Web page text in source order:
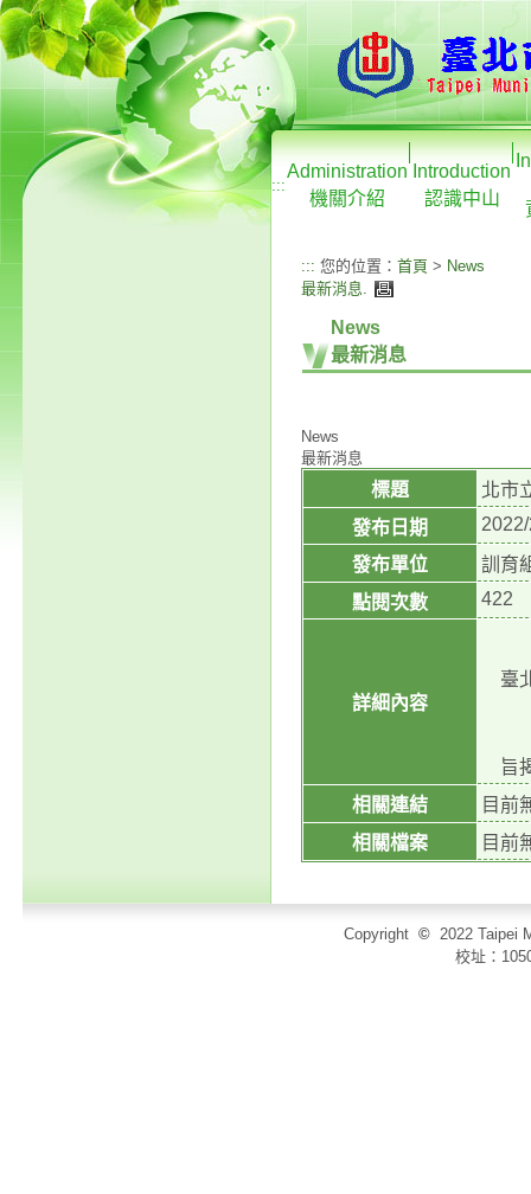
:::
Administration
機關介紹
Introduction
認識中山
::: 您的位置： 首頁 > News
最新消息.
News
最新消息
News
最新消息
標題
北市
發布日期
發布單位
訓育
點閱次數
422
詳細內容
臺
旨
相關連結
目前
相關檔案
目前
Copyright © 2022 Taipei
校址：